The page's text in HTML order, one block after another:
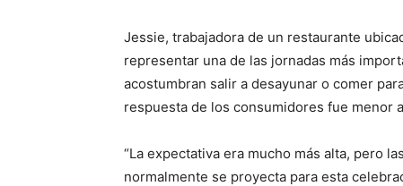
Jessie, trabajadora de un restaurante
representar una de las jornadas más
acostumbran salir a desayunar o comer
respuesta de los consumidores fue menor
“La expectativa era mucho más alta, pero
normalmente se proyecta para esta